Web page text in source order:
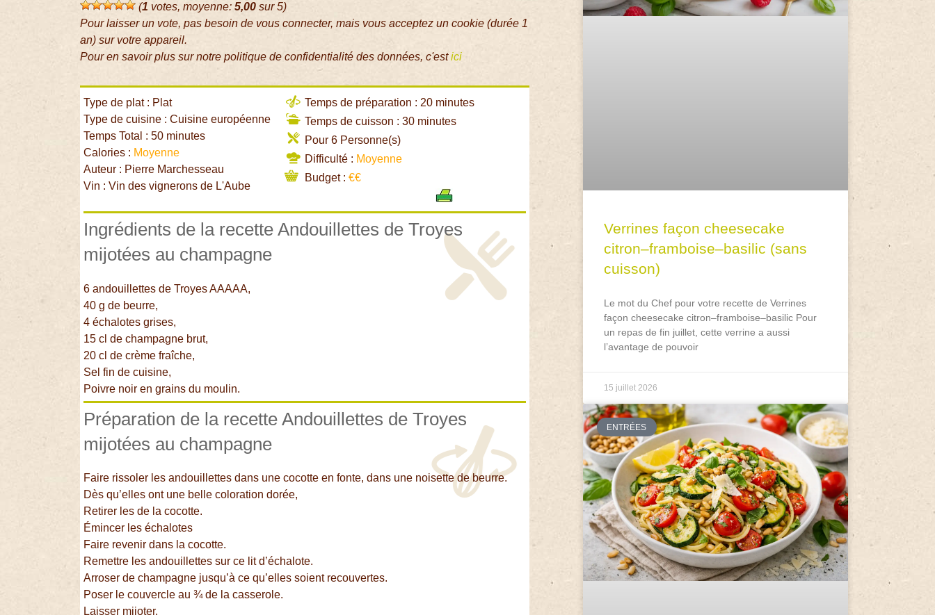
(1 votes, moyenne:5,00 sur 5)
Pour laisser un vote, pas besoin de vous connecter, mais vous acceptez un cookie (durée 1
an) sur votre appareil.
Pour en savoir plus sur notre politique de confidentialité des données, c'estici
Type de plat : Plat
Type de cuisine : Cuisine européenne
Temps Total : 50 minutes
Calories : Moyenne
Auteur : Pierre Marchesseau
Vin : Vin des vignerons de L'Aube
Temps de préparation : 20 minutes
Temps de cuisson : 30 minutes
Pour 6 Personne(s)
Difficulté : Moyenne
Budget :€€
Ingrédients de la recette Andouillettes de Troyes
mijotées au champagne
6 andouillettes de Troyes AAAAA,
40 g de beurre,
4 échalotes grises,
15 cl de champagne brut,
20 cl de crème fraîche,
Sel fin de cuisine,
Poivre noir en grains du moulin.
Préparation de la recette Andouillettes de Troyes
mijotées au champagne
Faire rissoler les andouillettes dans une cocotte en fonte, dans une noisette de beurre.
Dès qu’elles ont une belle coloration dorée,
Retirer les de la cocotte.
Émincer les échalotes
Faire revenir dans la cocotte.
Remettre les andouillettes sur ce lit d’échalote.
Arroser de champagne jusqu’à ce qu’elles soient recouvertes.
Poser le couvercle au ¾ de la casserole.
Laisser mijoter.
Verrines façon cheesecake
citron–framboise–basilic (sans
cuisson)
Le mot du Chef pour votre recette de Verrines
façon cheesecake citron–framboise–basilic Pour
un repas de fin juillet, cette verrine a aussi
l’avantage de pouvoir
15 juillet 2026
ENTRÉES